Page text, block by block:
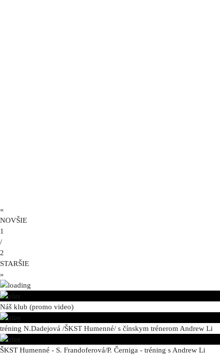
«
NOVŠIE
1
/
2
STARŠIE
»
Náš klub (promo video)
tréning N.Dadejová /ŠKST Humenné/ s čínskym trénerom Andrew Li
ŠKST Humenné - S. Frandoferová/P. Černiga - tréning s Andrew Li